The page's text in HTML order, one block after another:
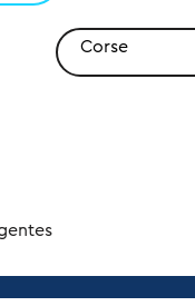
Corse